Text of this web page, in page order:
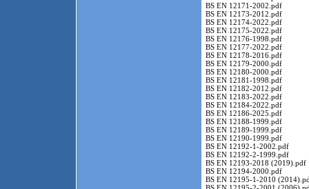
BS EN 12171-2002.pdf
BS EN 12173-2012.pdf
BS EN 12174-2022.pdf
BS EN 12175-2022.pdf
BS EN 12176-1998.pdf
BS EN 12177-2022.pdf
BS EN 12178-2016.pdf
BS EN 12179-2000.pdf
BS EN 12180-2000.pdf
BS EN 12181-1998.pdf
BS EN 12182-2012.pdf
BS EN 12183-2022.pdf
BS EN 12184-2022.pdf
BS EN 12186-2025.pdf
BS EN 12188-1999.pdf
BS EN 12189-1999.pdf
BS EN 12190-1999.pdf
BS EN 12192-1-2002.pdf
BS EN 12192-2-1999.pdf
BS EN 12193-2018 (2019).pdf
BS EN 12194-2000.pdf
BS EN 12195-1-2010